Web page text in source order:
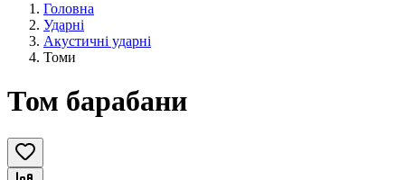
Головна
Ударні
Акустичні ударні
Томи
Том барабани